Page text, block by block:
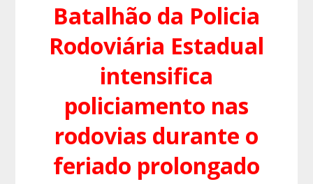
Batalhão da Policia
Rodoviária Estadual
intensifica
policiamento nas
rodovias durante o
feriado prolongado